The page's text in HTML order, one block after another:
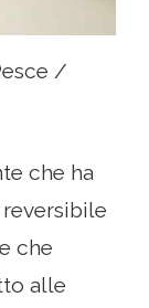
/
che ha
che
alle